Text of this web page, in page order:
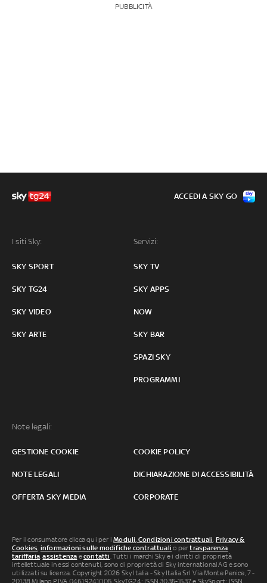
PUBBLICITÀ
I siti Sky:
SKY SPORT
SKY TG24
SKY VIDEO
SKY ARTE
Servizi:
SKY TV
SKY APPS
NOW
SKY BAR
SPAZI SKY
PROGRAMMI
Note legali:
GESTIONE COOKIE COOKIE POLICY
NOTE LEGALI DICHIARAZIONE DI ACCESSIBILITÀ
OFFERTA SKY MEDIA CORPORATE
ACCEDI A SKY GO
Per il consumatore clicca qui per iModuli, Condizioni contrattuali, Privacy &
Cookies, informazioni sulle modifiche contrattuali o pertrasparenza
tariffaria,assistenza econtatti. Tutti i marchi Sky e i diritti di proprietà
intellettuale in essi contenuti, sono di proprietà di Sky international AG e sono
utilizzati su licenza. Copyright 2026 Sky Italia - Sky Italia Srl Via Monte Penice, 7 -
20138 Milano P.IVA 04619241005. SkyTG24: ISSN 3035-1537 e SkySport: ISSN